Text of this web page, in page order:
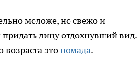
моложе, но свежо и
придать лицу отдохнувший вид.
этопомада.